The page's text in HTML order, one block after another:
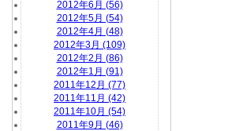
2012年6月 (56)
2012年5月 (54)
2012年4月 (48)
2012年3月 (109)
2012年2月 (86)
2012年1月 (91)
2011年12月 (77)
2011年11月 (42)
2011年10月 (54)
2011年9月 (46)